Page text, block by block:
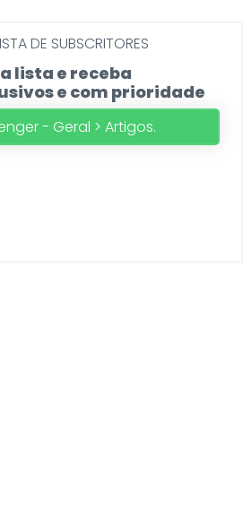
DE SUBSCRITORES
lista e receba
e com prioridade
- Geral > Artigos.